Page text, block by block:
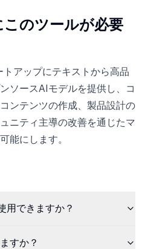
のツールが必要
アップにテキストから高品
ソースAIモデルを提供し、コ
ンテンツの作成、製品設計の
ニティ主導の改善を通じたマ
能にします。
できますか？
すか？